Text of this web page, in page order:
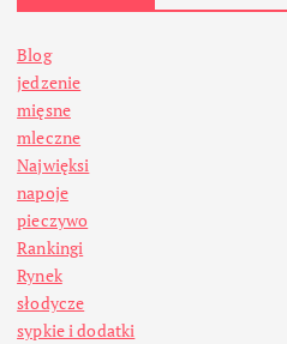
Blog
jedzenie
mięsne
mleczne
Najwięksi
napoje
pieczywo
Rankingi
Rynek
słodycze
sypkie i dodatki